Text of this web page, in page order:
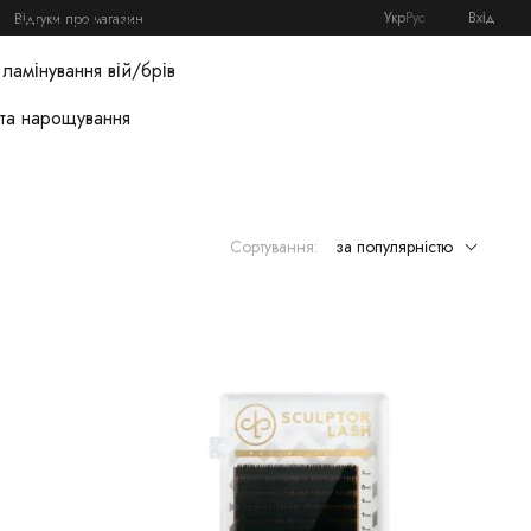
Відгуки про магазин УкрРус Вхід
Кушетки складні
вій/брів
нарощування
Сортування: за популярністю